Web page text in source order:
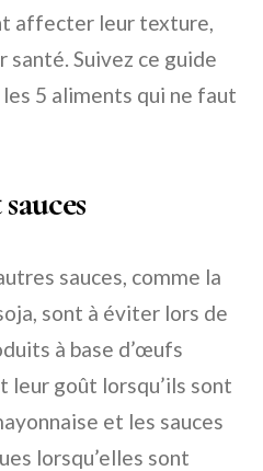
affecter leur texture,
Suivez ce guide
5 aliments qui ne faut
sauces, comme la
sont à éviter lors de
à base d’œufs
goût lorsqu’ils sont
et les sauces
lorsqu’elles sont